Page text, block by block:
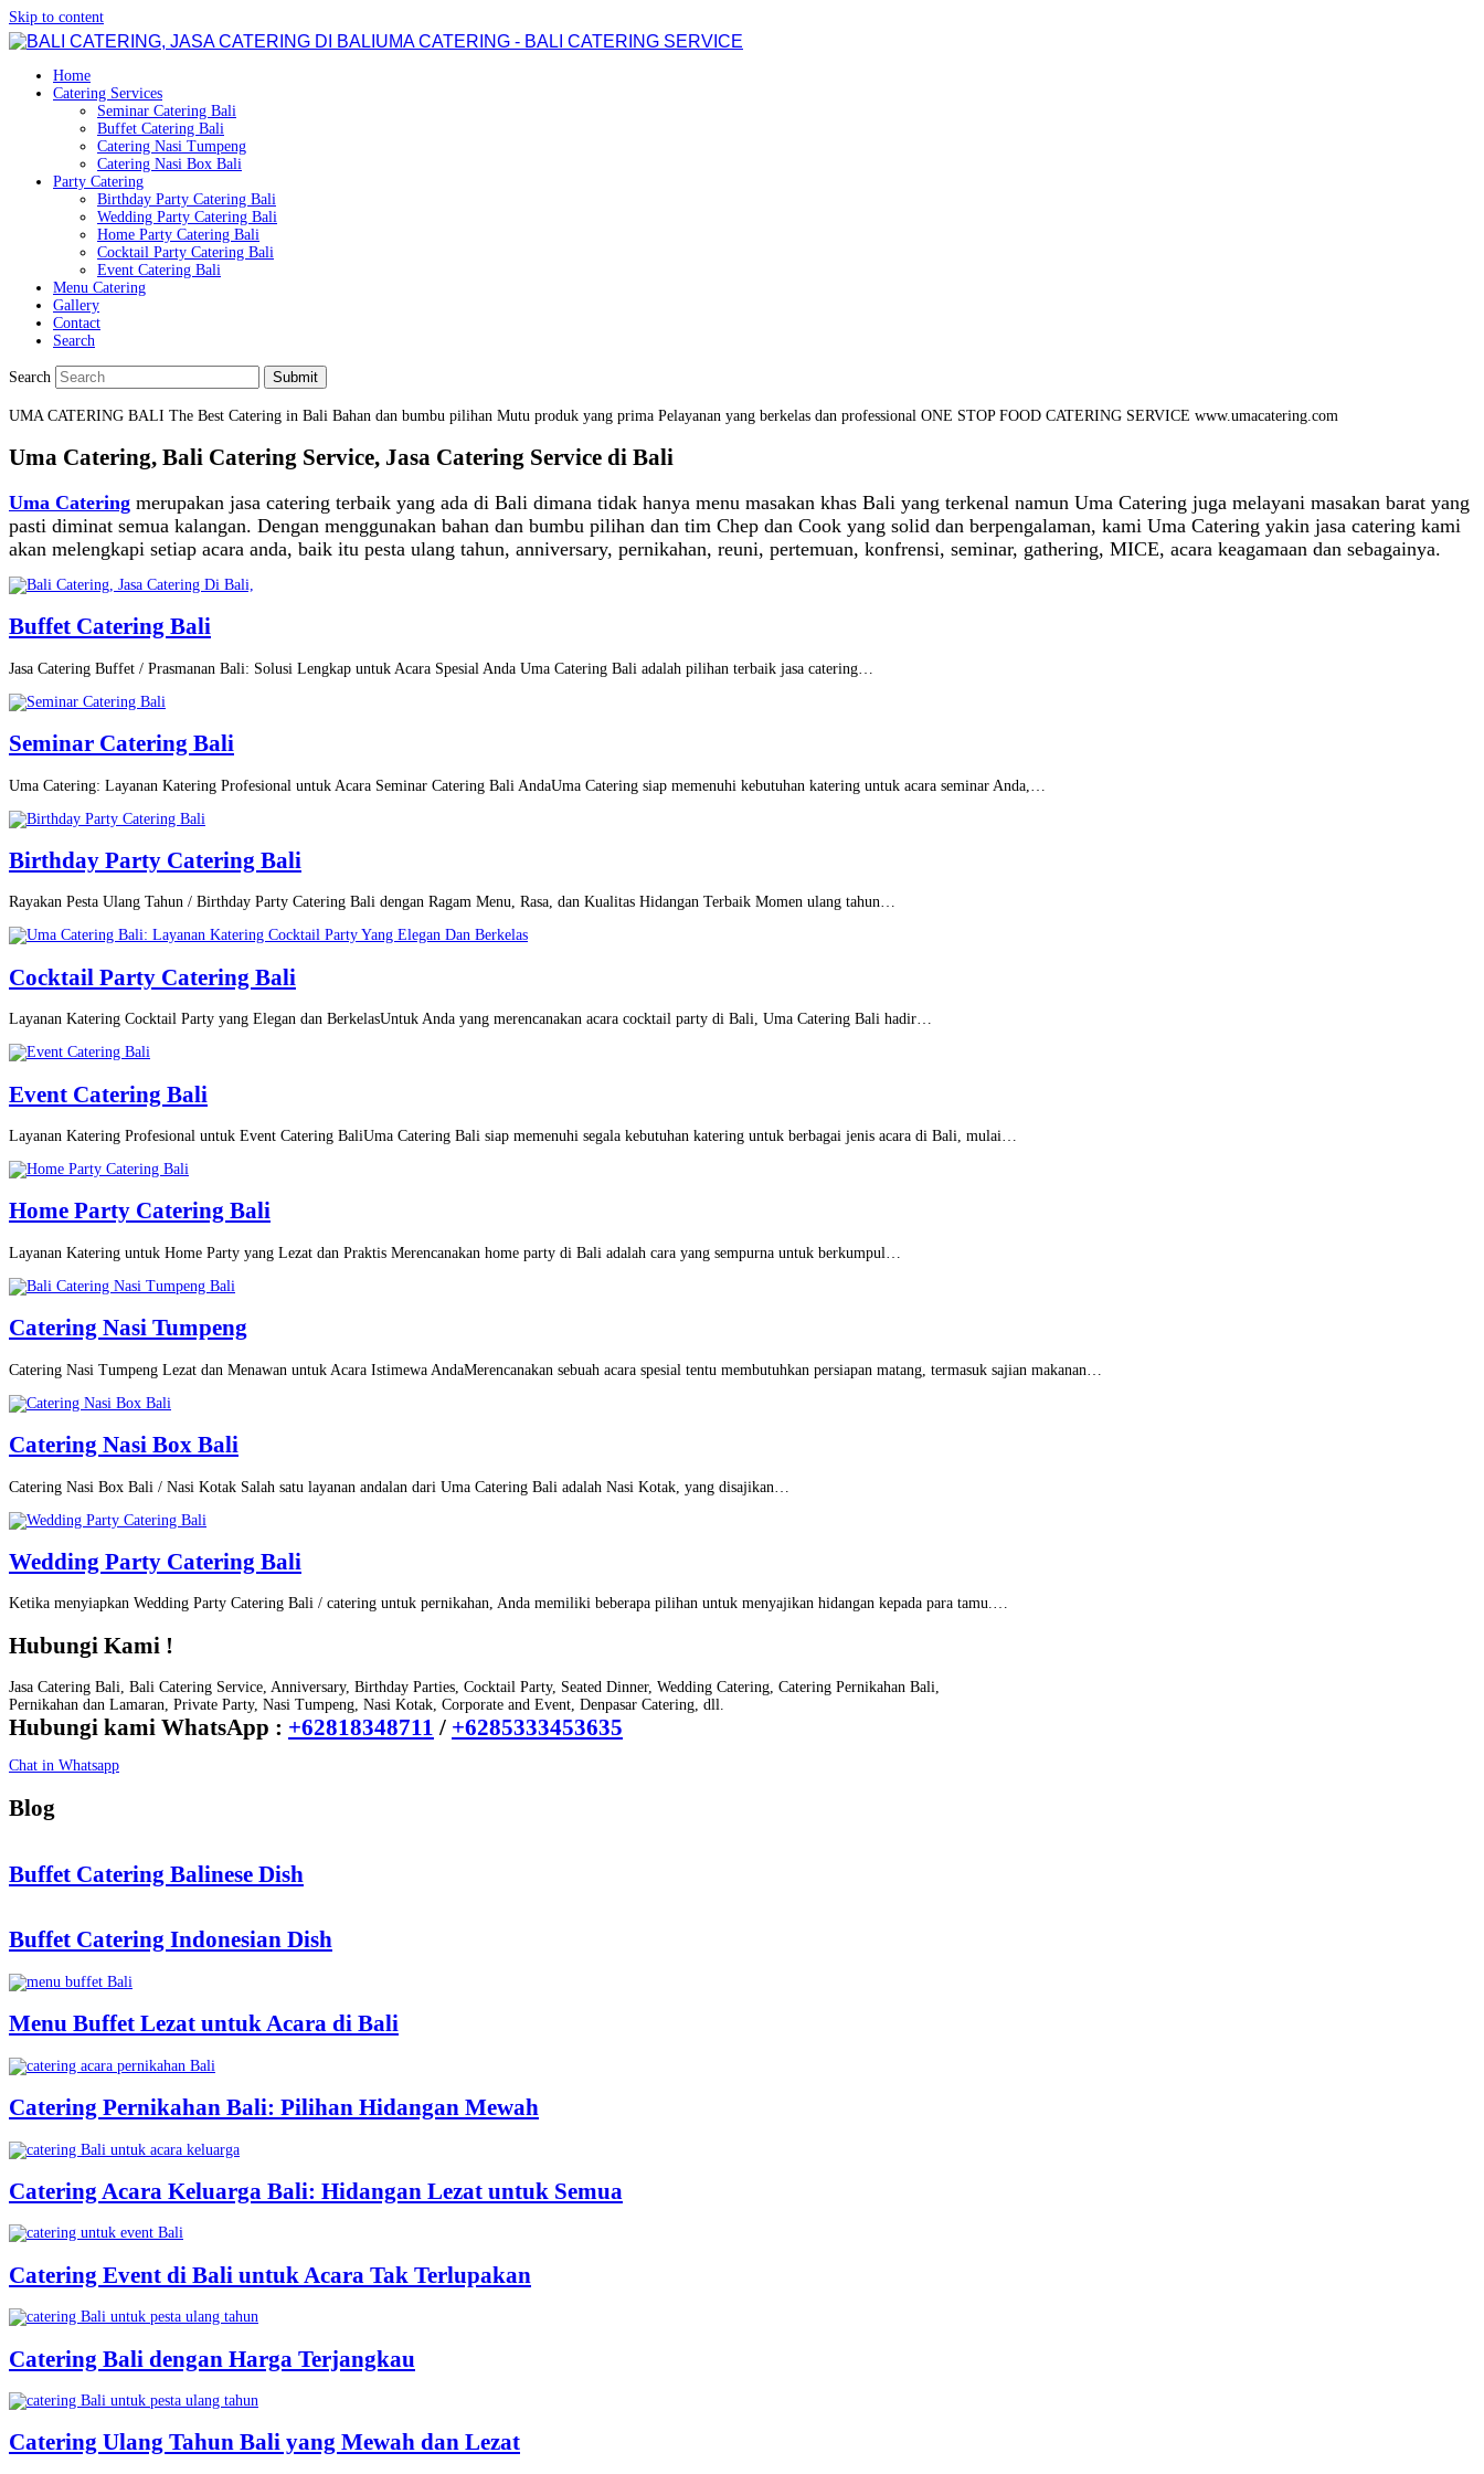
Skip to content
UMA CATERING - BALI CATERING SERVICE
Home
Catering Services
Seminar Catering Bali
Buffet Catering Bali
Catering Nasi Tumpeng
Catering Nasi Box Bali
Party Catering
Birthday Party Catering Bali
Wedding Party Catering Bali
Home Party Catering Bali
Cocktail Party Catering Bali
Event Catering Bali
Menu Catering
Gallery
Contact
Search
Search Submit
UMA CATERING BALI The Best Catering in Bali Bahan dan bumbu pilihan Mutu produk yang prima Pelayanan yang berkelas dan professional ONE STOP FOOD CATERING SERVICE www.umacatering.com
Uma Catering, Bali Catering Service, Jasa Catering Service di Bali
Uma Catering merupakan jasa catering terbaik yang ada di Bali dimana tidak hanya menu masakan khas Bali yang terkenal namun Uma Catering juga melayani masakan barat yang
pasti diminat semua kalangan. Dengan menggunakan bahan dan bumbu pilihan dan tim Chep dan Cook yang solid dan berpengalaman, kami Uma Catering yakin jasa catering kami
akan melengkapi setiap acara anda, baik itu pesta ulang tahun, anniversary, pernikahan, reuni, pertemuan, konfrensi, seminar, gathering, MICE, acara keagamaan dan sebagainya.
Buffet Catering Bali
Jasa Catering Buffet / Prasmanan Bali: Solusi Lengkap untuk Acara Spesial Anda Uma Catering Bali adalah pilihan terbaik jasa catering…
Seminar Catering Bali
Uma Catering: Layanan Katering Profesional untuk Acara Seminar Catering Bali AndaUma Catering siap memenuhi kebutuhan katering untuk acara seminar Anda,…
Birthday Party Catering Bali
Rayakan Pesta Ulang Tahun / Birthday Party Catering Bali dengan Ragam Menu, Rasa, dan Kualitas Hidangan Terbaik Momen ulang tahun…
Cocktail Party Catering Bali
Layanan Katering Cocktail Party yang Elegan dan BerkelasUntuk Anda yang merencanakan acara cocktail party di Bali, Uma Catering Bali hadir…
Event Catering Bali
Layanan Katering Profesional untuk Event Catering BaliUma Catering Bali siap memenuhi segala kebutuhan katering untuk berbagai jenis acara di Bali, mulai…
Home Party Catering Bali
Layanan Katering untuk Home Party yang Lezat dan Praktis Merencanakan home party di Bali adalah cara yang sempurna untuk berkumpul…
Catering Nasi Tumpeng
Catering Nasi Tumpeng Lezat dan Menawan untuk Acara Istimewa AndaMerencanakan sebuah acara spesial tentu membutuhkan persiapan matang, termasuk sajian makanan…
Catering Nasi Box Bali
Catering Nasi Box Bali / Nasi Kotak Salah satu layanan andalan dari Uma Catering Bali adalah Nasi Kotak, yang disajikan…
Wedding Party Catering Bali
Ketika menyiapkan Wedding Party Catering Bali / catering untuk pernikahan, Anda memiliki beberapa pilihan untuk menyajikan hidangan kepada para tamu.…
Hubungi Kami !
Jasa Catering Bali, Bali Catering Service, Anniversary, Birthday Parties, Cocktail Party, Seated Dinner, Wedding Catering, Catering Pernikahan Bali,
Pernikahan dan Lamaran, Private Party, Nasi Tumpeng, Nasi Kotak, Corporate and Event, Denpasar Catering, dll.
Hubungi kami WhatsApp : +62818348711 / +6285333453635
Chat in Whatsapp
Blog
Buffet Catering Balinese Dish
Buffet Catering Indonesian Dish
Menu Buffet Lezat untuk Acara di Bali
Catering Pernikahan Bali: Pilihan Hidangan Mewah
Catering Acara Keluarga Bali: Hidangan Lezat untuk Semua
Catering Event di Bali untuk Acara Tak Terlupakan
Catering Bali dengan Harga Terjangkau
Catering Ulang Tahun Bali yang Mewah dan Lezat